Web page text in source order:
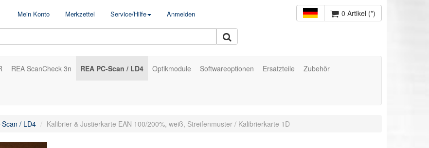
Mein Konto Merkzettel Service/Hilfe Anmelden 0 Artikel (*)
REA ScanCheck 3n REA PC-Scan / LD4 Optikmodule Softwareoptionen Ersatzteile Zubehör
Scan / LD4 Kalibrier & Justierkarte EAN 100/200%, weiß, Streifenmuster / Kalibrierkarte 1D